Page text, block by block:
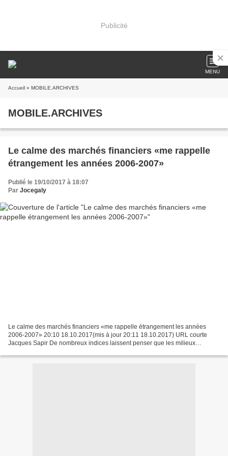
Publicité
MENU
Accueil » MOBILE.ARCHIVES
MOBILE.ARCHIVES
Le calme des marchés financiers «me rappelle
étrangement les années 2006-2007»
Publié le 19/10/2017 à 18:07
Par Jocegaly
Le calme des marchés financiers «me rappelle étrangement les années
2006-2007» 20:10 18.10.2017(mis à jour 20:11 18.10.2017) URL courte
Jacques Sapir De nombreux indices laissent penser que les milieux